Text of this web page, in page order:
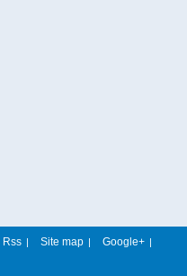
Rss | Site map | Google+ |